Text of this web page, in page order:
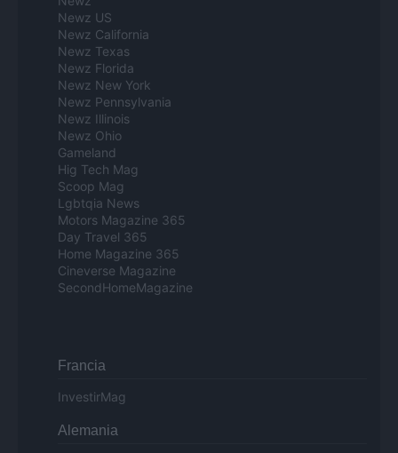
Newz US
Newz California
Newz Texas
Newz Florida
Newz New York
Newz Pennsylvania
Newz Illinois
Newz Ohio
Gameland
Hig Tech Mag
Scoop Mag
Lgbtqia News
Motors Magazine 365
Day Travel 365
Home Magazine 365
Cineverse Magazine
SecondHomeMagazine
Francia
InvestirMag
Alemania